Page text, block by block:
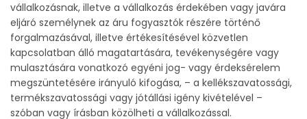
vállalkozásnak, illetve a vállalkozás érdekében vagy javára
eljáró személynek az áru fogyasztók részére történő
forgalmazásával, illetve értékesítésével közvetlen
kapcsolatban álló magatartására, tevékenységére vagy
mulasztására vonatkozó egyéni jog- vagy érdeksérelem
megszüntetésére irányuló kifogása, – a kellékszavatossági,
termékszavatossági vagy jótállási igény kivételével –
szóban vagy írásban közölheti a vállalkozással.